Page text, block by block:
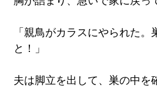
「親鳥がカラスにやられた
と！」
夫は脚立を出して、巣の中を